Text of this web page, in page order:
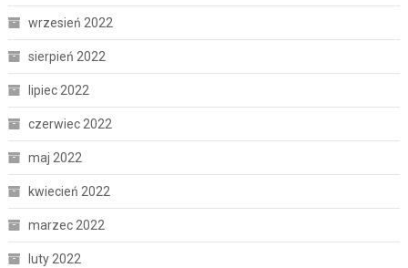
wrzesień 2022
sierpień 2022
lipiec 2022
czerwiec 2022
maj 2022
kwiecień 2022
marzec 2022
luty 2022